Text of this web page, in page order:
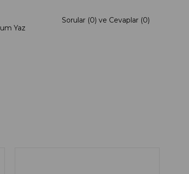
Yaz
Sorular (0) ve Cevaplar (0)